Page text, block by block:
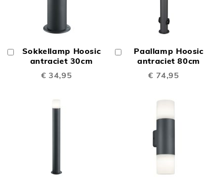
Sokkellamp Hoosic
antraciet 30cm
€ 34,95
In
Winkelwagen
Paallamp Hoosic
antraciet 80cm
€ 74,95
Winkelwagen